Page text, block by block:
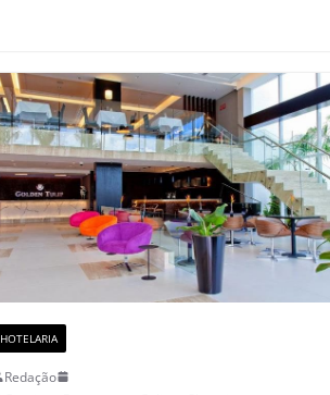
HOTELARIA
Redação